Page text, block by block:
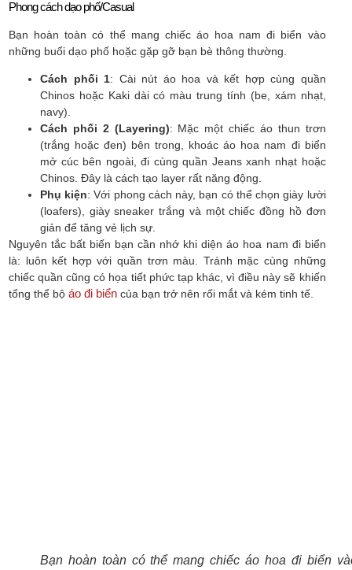
Phong cách dạo phố/Casual
Bạn hoàn toàn có thể mang chiếc áo hoa nam đi biển vào
những buổi dạo phố hoặc gặp gỡ bạn bè thông thường.
Cách phối 1: Cài nút áo hoa và kết hợp cùng quần
Chinos hoặc Kaki dài có màu trung tính (be, xám nhạt,
navy).
Cách phối 2 (Layering): Mặc một chiếc áo thun trơn
(trắng hoặc đen) bên trong, khoác áo hoa nam đi biển
mở cúc bên ngoài, đi cùng quần Jeans xanh nhạt hoặc
Chinos. Đây là cách tạo layer rất năng động.
Phụ kiện: Với phong cách này, bạn có thể chọn giày lười
(loafers), giày sneaker trắng và một chiếc đồng hồ đơn
giản để tăng vẻ lịch sự.
Nguyên tắc bất biến bạn cần nhớ khi diện áo hoa nam đi biển
là: luôn kết hợp với quần trơn màu. Tránh mặc cùng những
chiếc quần cũng có họa tiết phức tạp khác, vì điều này sẽ khiến
tổng thể bộ áo đi biển của bạn trở nên rối mắt và kém tinh tế.
Bạn hoàn toàn có thể mang chiếc áo hoa đi biển